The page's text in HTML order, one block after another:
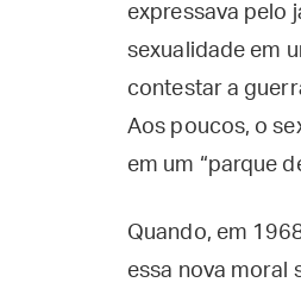
expressava pelo
sexualidade em
contestar a
Aos poucos, o
em um “parque
Quando, em
essa nova moral